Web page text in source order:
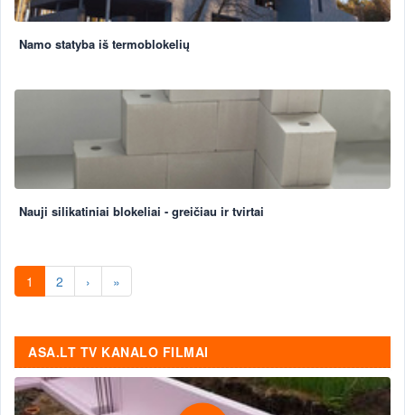
Namo statyba iš termoblokelių
Nauji silikatiniai blokeliai - greičiau ir tvirtai
1 2 › »
ASA.LT TV KANALO FILMAI